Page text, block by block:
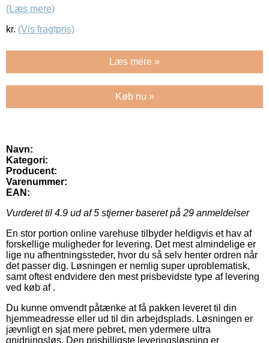
(Læs mere)
kr. (Vis fragtpris)
Læs mere »
Køb nu »
Navn:
Kategori:
Producent:
Varenummer:
EAN:
Vurderet til 4.9 ud af 5 stjerner baseret på 29 anmeldelser
En stor portion online varehuse tilbyder heldigvis et hav af
forskellige muligheder for levering. Det mest almindelige er
lige nu afhentningssteder, hvor du så selv henter ordren når
det passer dig. Løsningen er nemlig super uproblematisk,
samt oftest endvidere den mest prisbevidste type af levering
ved køb af .
Du kunne omvendt påtænke at få pakken leveret til din
hjemmeadresse eller ud til din arbejdsplads. Løsningen er
jævnligt en sjat mere pebret, men ydermere ultra
gnidningsløs. Den prisbilligste leveringsløsning er